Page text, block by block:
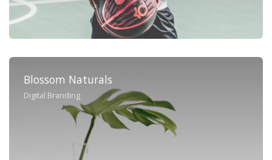
Blossom Naturals
Digital Branding